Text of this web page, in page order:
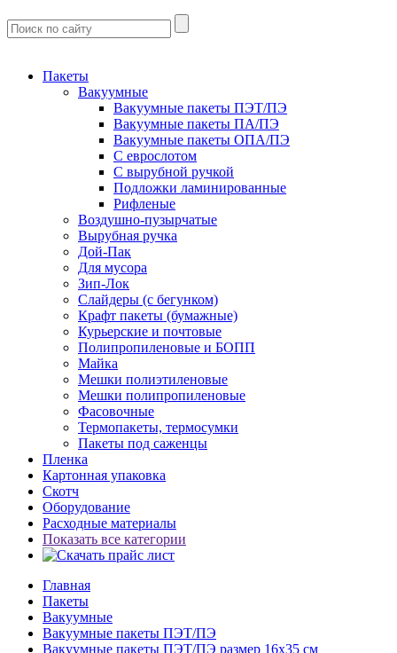
Пакеты
Вакуумные
Вакуумные пакеты ПЭТ/ПЭ
Вакуумные пакеты ПА/ПЭ
Вакуумные пакеты ОПА/ПЭ
С еврослотом
С вырубной ручкой
Подложки ламинированные
Рифленые
Воздушно-пузырчатые
Вырубная ручка
Дой-Пак
Для мусора
Зип-Лок
Слайдеры (с бегунком)
Крафт пакеты (бумажные)
Курьерские и почтовые
Полипропиленовые и БОПП
Майка
Мешки полиэтиленовые
Мешки полипропиленовые
Фасовочные
Термопакеты, термосумки
Пакеты под саженцы
Пленка
Картонная упаковка
Скотч
Оборудование
Расходные материалы
Показать все категории
Главная
Пакеты
Вакуумные
Вакуумные пакеты ПЭТ/ПЭ
Вакуумные пакеты ПЭТ/ПЭ размер 16x35 см